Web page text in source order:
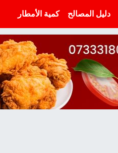
دليل المصالح كمية الأمطار